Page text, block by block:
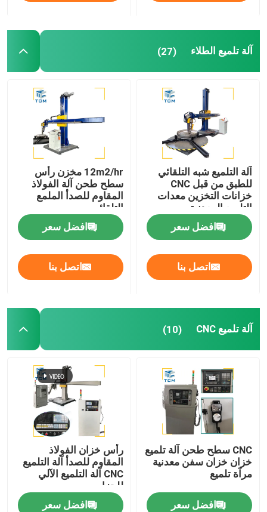
آلة تلميع الطلاء (27)
آلة التلميع شبه التلقائي
للطبق من قبل CNC
خزانات التخزين معدات
التلميع المعدنية
افضل سعر
اتصل بنا
12m2/hr مخزن رأس
سطح طحن آلة الفولاذ
المقاوم للصدأ الملمع
التلقائي
افضل سعر
اتصل بنا
آلة تلميع CNC (10)
CNC سطح طحن آلة تلميع
خزان خزان سفن معدنية
مرآة تلميع
افضل سعر
رأس خزان الفولاذ
المقاوم للصدأ آلة التلميع
CNC آلة التلميع الآلي
للحزام
افضل سعر